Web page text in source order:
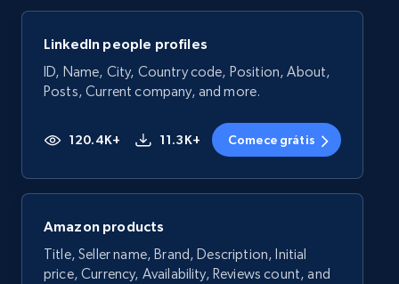
LinkedIn people profiles
ID, Name, City, Country code, Position, About,
Posts, Current company, and more.
120.4K+ 11.3K+ Comece grátis
Amazon products
Title, Seller name, Brand, Description, Initial
price, Currency, Availability, Reviews count, and